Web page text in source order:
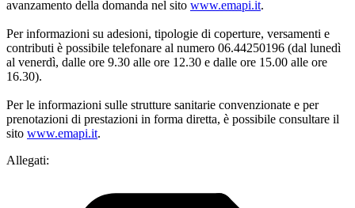
avanzamento della domanda nel sito www.emapi.it.
Per informazioni su adesioni, tipologie di coperture, versamenti e
contributi è possibile telefonare al numero 06.44250196 (dal lunedì
al venerdì, dalle ore 9.30 alle ore 12.30 e dalle ore 15.00 alle ore
16.30).
Per le informazioni sulle strutture sanitarie convenzionate e per
prenotazioni di prestazioni in forma diretta, è possibile consultare il
sito www.emapi.it.
Allegati: